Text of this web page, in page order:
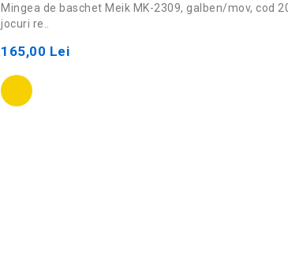
Mingea de baschet Meik MK-2309, galben/mov, cod
jocuri re..
165,00 Lei